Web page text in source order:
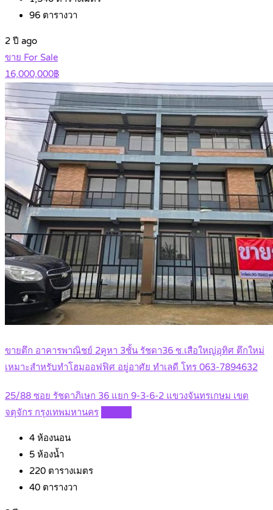
96 ตารางวา
2 ปี ago
ขาย For Sale
16,000,000฿
ขายตึก อาคารพาณิชย์ 2คูหา 3ชั้น รัชดา36 ซ.เสือใหญ่อุทิศ ตึกใหม่
เหมาะสำหรับทำโฮมออฟฟิศ อยู่อาศัย ทำเลดี โทร 063-7894632
25/88 ซอย รัชดาภิเษก 36 แยก 9-3-6-2 แขวงจันทรเกษม เขต
จตุจักร กรุงเทพมหานคร
4 ห้องนอน
5 ห้องน้ำ
220 ตารางเมตร
40 ตารางวา